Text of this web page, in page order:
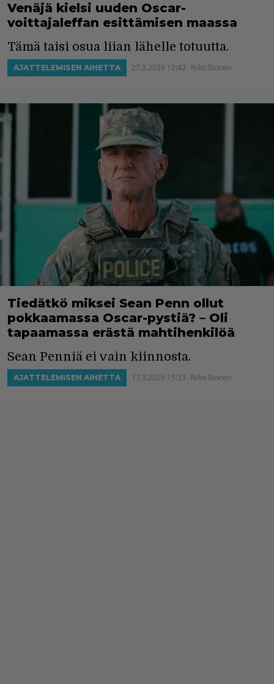
Venäjä kielsi uuden Oscar-
voittajaleffan esittämisen maassa
Tämä taisi osua liian lähelle totuutta.
AJATTELEMISEN AIHETTA 27.3.2026 12:42 Niko Ikonen
Tiedätkö miksei Sean Penn ollut
pokkaamassa Oscar-pystiä? – Oli
tapaamassa erästä mahtihenkilöä
Sean Penniä ei vain kiinnosta.
AJATTELEMISEN AIHETTA 17.3.2026 15:33 Niko Ikonen